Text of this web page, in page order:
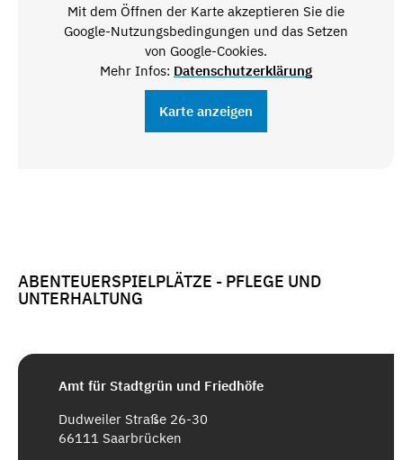
Mit dem Öffnen der Karte akzeptieren Sie die
Google-Nutzungsbedingungen und das Setzen
von Google-Cookies.
Mehr Infos: Datenschutzerklärung
Karte anzeigen
ABENTEUERSPIELPLÄTZE - PFLEGE UND
UNTERHALTUNG
Amt für Stadtgrün und Friedhöfe
Dudweiler Straße 26-30
66111 Saarbrücken